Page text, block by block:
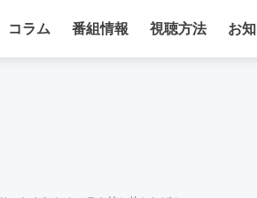
コラム 番組情報 視聴方法 お